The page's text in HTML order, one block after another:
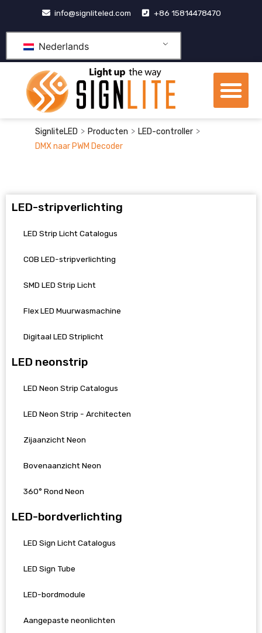
inhoud
info@signliteled.com +86 15814478470
Nederlands
SignliteLED > Producten > LED-controller >
DMX naar PWM Decoder
LED-stripverlichting
LED Strip Licht Catalogus
COB LED-stripverlichting
SMD LED Strip Licht
Flex LED Muurwasmachine
Digitaal LED Striplicht
LED neonstrip
LED Neon Strip Catalogus
LED Neon Strip - Architecten
Zijaanzicht Neon
Bovenaanzicht Neon
360° Rond Neon
LED-bordverlichting
LED Sign Licht Catalogus
LED Sign Tube
LED-bordmodule
Aangepaste neonlichten